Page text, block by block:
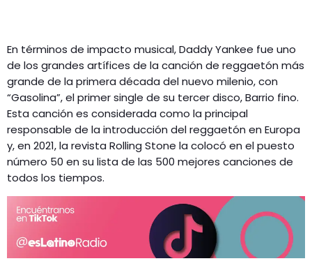
En términos de impacto musical, Daddy Yankee fue uno
de los grandes artífices de la canción de reggaetón más
grande de la primera década del nuevo milenio, con
“Gasolina”, el primer single de su tercer disco, Barrio fino.
Esta canción es considerada como la principal
responsable de la introducción del reggaetón en Europa
y, en 2021, la revista Rolling Stone la colocó en el puesto
número 50 en su lista de las 500 mejores canciones de
todos los tiempos.